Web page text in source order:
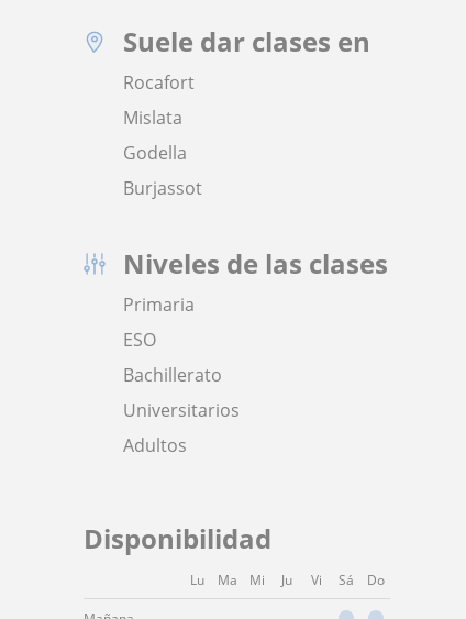
Suele dar clases en
Rocafort
Mislata
Godella
Burjassot
Niveles de las clases
Primaria
ESO
Bachillerato
Universitarios
Adultos
Disponibilidad
Lu Ma Mi Ju Vi Sá Do